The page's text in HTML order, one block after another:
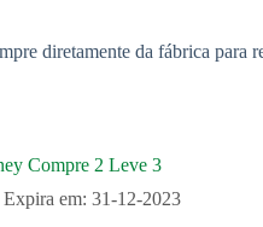
diretamente da fábrica para
Compre 2 Leve 3
em: 31-12-2023